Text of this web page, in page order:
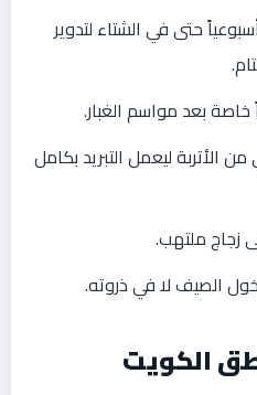
حتى في الشتاء لتدوير
بعد مواسم الغبار.
الأتربة ليعمل التبريد بكامل
زجاج ملتهب.
الصيف لا في ذروته.
الكويت